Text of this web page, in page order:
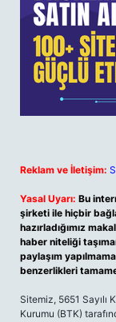
Reklam ve İletişim:
Yasal Uyarı: Bu
şirketi ile hiçbir
hazırladığımız
haber niteliği
paylaşım
benzerlikleri
Sitemiz, 5651 Sayılı
Kurumu (BTK)